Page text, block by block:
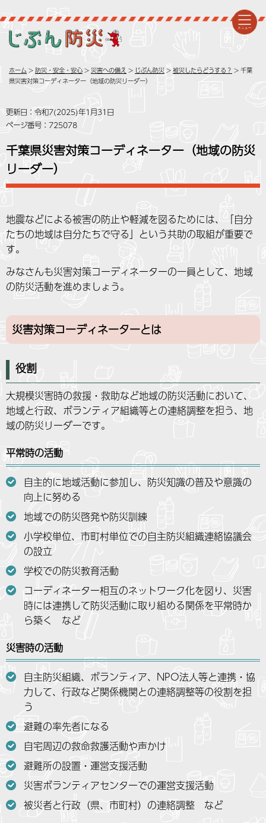
ホーム>防災・安全・安心>災害への備え> じぶん防災>被災したらどうする？ > 千葉
県災害対策コーディネーター（地域の防災リーダー）
更新日：令和7(2025)年1月31日
ページ番号：725078
千葉県災害対策コーディネーター（地域の防災
リーダー）
地震などによる被害の防止や軽減を図るためには、「自分
たちの地域は自分たちで守る」という共助の取組が重要で
す。
みなさんも災害対策コーディネーターの一員として、地域
の防災活動を進めましょう。
災害対策コーディネーターとは
役割
大規模災害時の救援・救助など地域の防災活動において、
地域と行政、ボランティア組織等との連絡調整を担う、地
域の防災リーダーです。
平常時の活動
自主的に地域活動に参加し、防災知識の普及や意識の
向上に努める
地域での防災啓発や防災訓練
小学校単位、市町村単位での自主防災組織連絡協議会
の設立
学校での防災教育活動
コーディネーター相互のネットワーク化を図り、災害
時には連携して防災活動に取り組める関係を平常時か
ら築く など
災害時の活動
自主防災組織、ボランティア、NPO法人等と連携・協
力して、行政など関係機関との連絡調整等の役割を担
う
避難の率先者になる
自宅周辺の救命救護活動や声かけ
避難所の設置・運営支援活動
災害ボランティアセンターでの運営支援活動
被災者と行政（県、市町村）の連絡調整 など